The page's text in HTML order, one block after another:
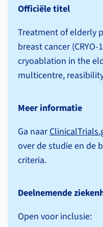
Officiële titel
Treatment of elderly
breast cancer
cryoablation in the
multicentre,
Meer informatie
Ga naar
over de studie en de
criteria.
Deelnemende
Open voor inclusie: